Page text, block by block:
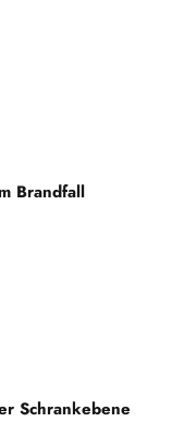
Brandfall
Schrankebene